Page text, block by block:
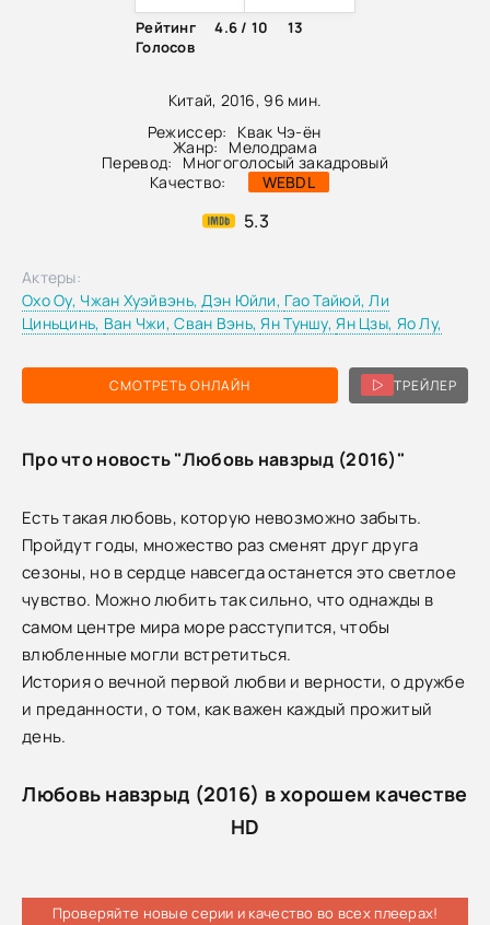
Китай, 2016, 96 мин.
Режиссер:
Квак Чэ-ён
Жанр: Мелодрама
Перевод:
Многоголосый закадровый
Качество:
WEBDL
5.3
Рейтинг
4.6 / 10
13
Голосов
СМОТРЕТЬ ОНЛАЙН ТРЕЙЛЕР
Актеры:
Охо Оу, Чжан Хуэйвэнь,Дэн Юйли, Гао Тайюй,Ли
Циньцинь, Ван Чжи,Сван Вэнь,Ян Туншу,Ян Цзы, Яо Лу,
Про что новость "Любовь навзрыд (2016)"
Есть такая любовь, которую невозможно забыть.
Пройдут годы, множество раз сменят друг друга
сезоны, но в сердце навсегда останется это светлое
чувство. Можно любить так сильно, что однажды в
самом центре мира море расступится, чтобы
влюбленные могли встретиться.
История о вечной первой любви и верности, о дружбе
и преданности, о том, как важен каждый прожитый
день.
Любовь навзрыд (2016) в хорошем качестве
HD
Проверяйте новые серии и качество во всех плеерах!